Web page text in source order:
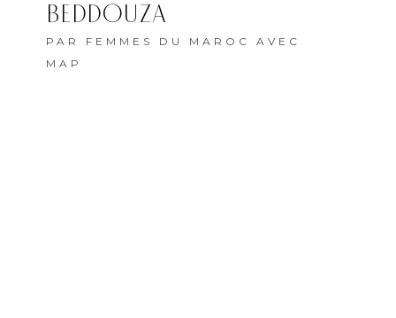
BEDDOUZA
PAR FEMMES DU MAROC AVEC
MAP